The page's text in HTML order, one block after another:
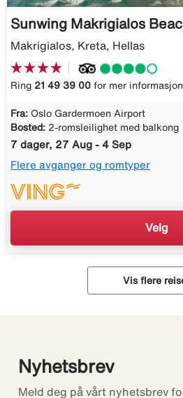
Sunwing Makrigialos
Makrigialos, Kreta, Hellas
Ring 21 49 39 00 for mer
Fra: Oslo Gardermoen Airport
Bosted: 2-romsleilighet med balkong
7 dager, 27 Aug - 4 Sep
Flere avganger og romtyper
Velg
Vis flere
Nyhetsbrev
Meld deg på vårt nyhetsbrev